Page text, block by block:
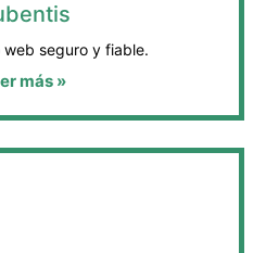
web seguro y fiable.
más »